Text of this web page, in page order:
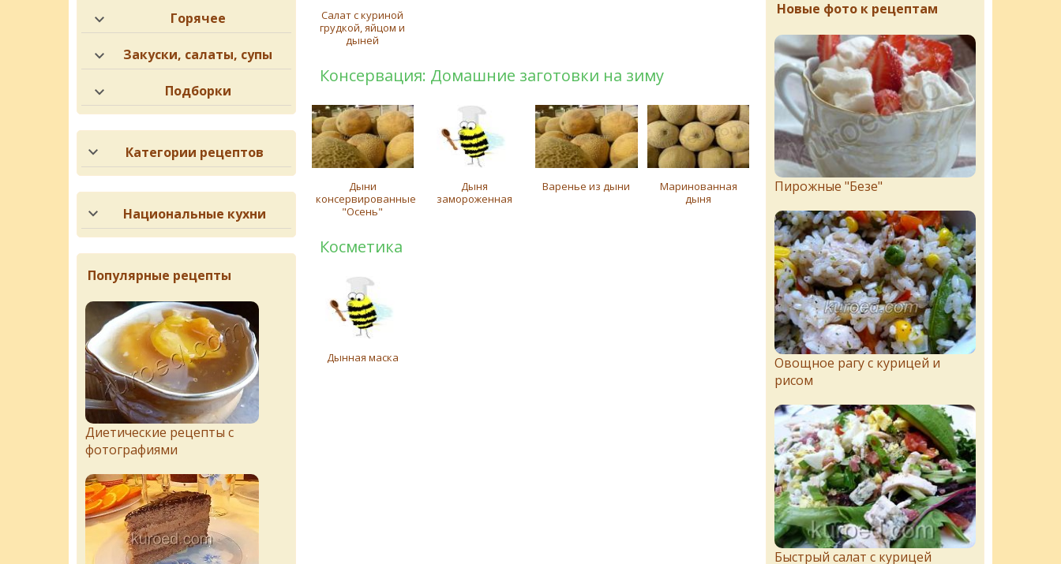
Салат с куриной
грудкой, яйцом и
дыней
Консервация: Домашние заготовки на зиму
Дыни
консервированные
"Осень"
Дыня
замороженная
Варенье из дыни
Маринованная
дыня
Косметика
Дынная маска
Горячее
Закуски, салаты, супы
Подборки
Категории рецептов
Национальные кухни
Популярные рецепты
Диетические рецепты с
фотографиями
Новые фото к рецептам
Пирожныe "Бeзe"
Овощное рагу с курицей и
рисом
Быстрый салат с курицей